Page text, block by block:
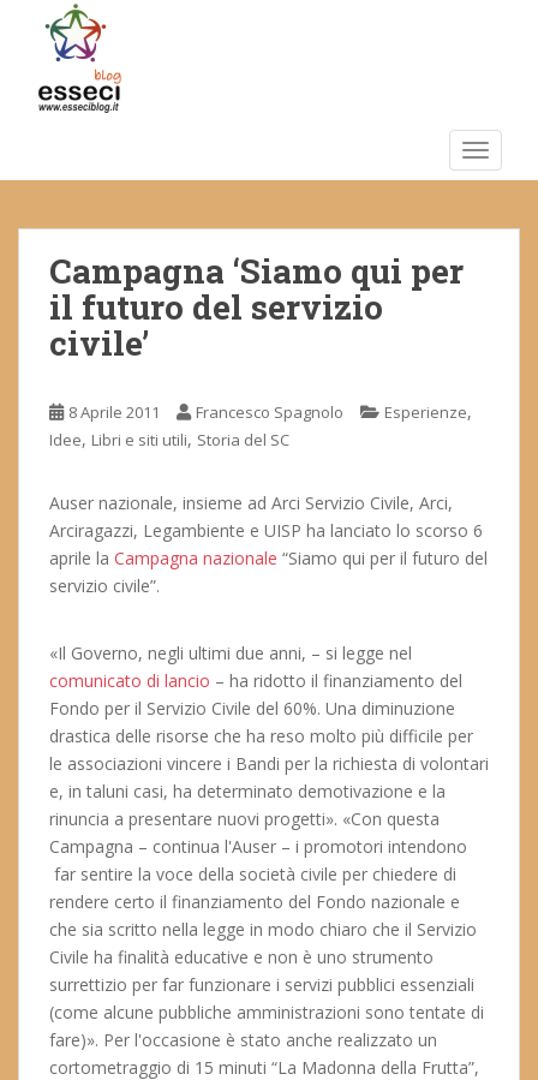
m
Campagna ‘Siamo qui per
il futuro del servizio
civile’
8 Aprile 2011 Francesco Spagnolo Esperienze,
Idee, Libri e siti utili, Storia del SC
Auser nazionale, insieme ad Arci Servizio Civile, Arci,
Arciragazzi, Legambiente e UISP ha lanciato lo scorso 6
aprile la Campagna nazionale “Siamo qui per il futuro del
servizio civile”.
«Il Governo, negli ultimi due anni, – si legge nel
comunicato di lancio – ha ridotto il finanziamento del
Fondo per il Servizio Civile del 60%. Una diminuzione
drastica delle risorse che ha reso molto più difficile per
le associazioni vincere i Bandi per la richiesta di volontari
e, in taluni casi, ha determinato demotivazione e la
rinuncia a presentare nuovi progetti». «Con questa
Campagna – continua l'Auser – i promotori intendono
far sentire la voce della società civile per chiedere di
rendere certo il finanziamento del Fondo nazionale e
che sia scritto nella legge in modo chiaro che il Servizio
Civile ha finalità educative e non è uno strumento
surrettizio per far funzionare i servizi pubblici essenziali
(come alcune pubbliche amministrazioni sono tentate di
fare)». Per l'occasione è stato anche realizzato un
cortometraggio di 15 minuti “La Madonna della Frutta”,